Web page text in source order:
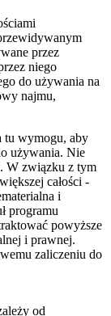
przez
niego
do używania na
najmu,
tu wymogu, aby
używania. Nie
W związku z tym
całości -
i
programu
powyższe
i prawnej.
zaliczeniu do
od